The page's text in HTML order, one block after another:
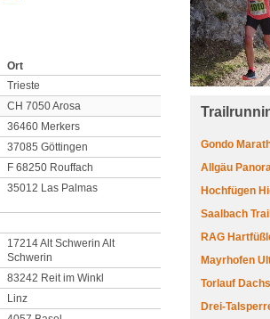
Ort
Trieste
CH 7050 Arosa
36460 Merkers
37085 Göttingen
F 68250 Rouffach
35012 Las Palmas
17214 Alt Schwerin Alt
Schwerin
83242 Reit im Winkl
Linz
Gondo
Allgäu
Hochfügen
Saalbach
RAG
Mayrhofen
Torlauf
Drei-